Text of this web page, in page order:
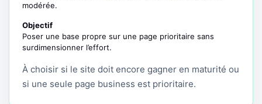
modérée.
Objectif
Poser une base propre sur une page prioritaire sans
surdimensionner l’effort.
À choisir si le site doit encore gagner en maturité ou
si une seule page business est prioritaire.